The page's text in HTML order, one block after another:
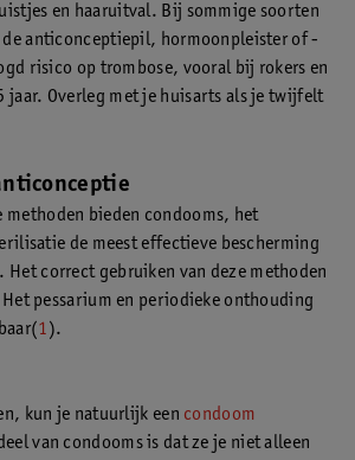
en haaruitval. Bij sommige soorten
anticonceptiepil, hormoonpleister of -
risico op trombose, vooral bij rokers en
jaar. Overleg met je huisarts als je twijfelt
methoden bieden condooms, het
de meest effectieve bescherming
Het correct gebruiken van deze methoden
pessarium en periodieke onthouding
1).
kun je natuurlijk een condoom
van condooms is dat ze je niet alleen